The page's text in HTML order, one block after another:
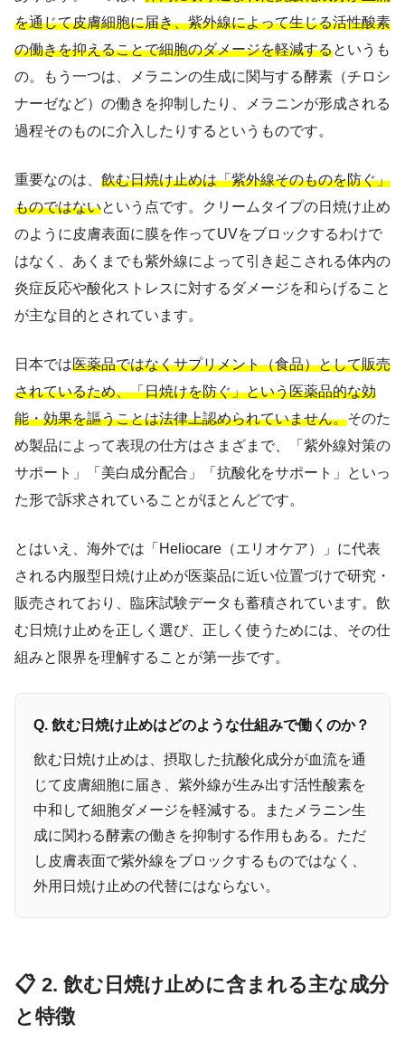
を通じて皮膚細胞に届き、紫外線によって生じる活性酸素
の働きを抑えることで細胞のダメージを軽減するというも
の。もう一つは、メラニンの生成に関与する酵素（チロシ
ナーゼなど）の働きを抑制したり、メラニンが形成される
過程そのものに介入したりするというものです。
重要なのは、 飲む日焼け止めは「紫外線そのものを防ぐ」
ものではないという点です。クリームタイプの日焼け止め
のように皮膚表面に膜を作ってUVをブロックするわけで
はなく、あくまでも紫外線によって引き起こされる体内の
炎症反応や酸化ストレスに対するダメージを和らげること
が主な目的とされています。
日本では医薬品ではなくサプリメント（食品）として販売
されているため、「日焼けを防ぐ」という医薬品的な効
能・効果を謳うことは法律上認められていません。そのた
め製品によって表現の仕方はさまざまで、「紫外線対策の
サポート」「美白成分配合」「抗酸化をサポート」といっ
た形で訴求されていることがほとんどです。
とはいえ、海外では「Heliocare（エリオケア）」に代表
される内服型日焼け止めが医薬品に近い位置づけで研究・
販売されており、臨床試験データも蓄積されています。飲
む日焼け止めを正しく選び、正しく使うためには、その仕
組みと限界を理解することが第一歩です。
Q. 飲む日焼け止めはどのような仕組みで働くのか？
飲む日焼け止めは、摂取した抗酸化成分が血流を通
じて皮膚細胞に届き、紫外線が生み出す活性酸素を
中和して細胞ダメージを軽減する。またメラニン生
成に関わる酵素の働きを抑制する作用もある。ただ
し皮膚表面で紫外線をブロックするものではなく、
外用日焼け止めの代替にはならない。
📋 2. 飲む日焼け止めに含まれる主な成分
と特徴